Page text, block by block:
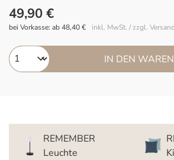
49,90 €
inkl. MwSt. / zzgl.
bei Vorkasse: ab 48,40 €
IN DEN
REMEMBER
Leuchte